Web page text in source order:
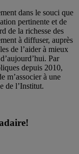
dans le souci que
pertinente et de
de la richesse des
à diffuser, auprès
de l’aider à mieux
Par
depuis 2010,
m’associer à une
de l’Institut.